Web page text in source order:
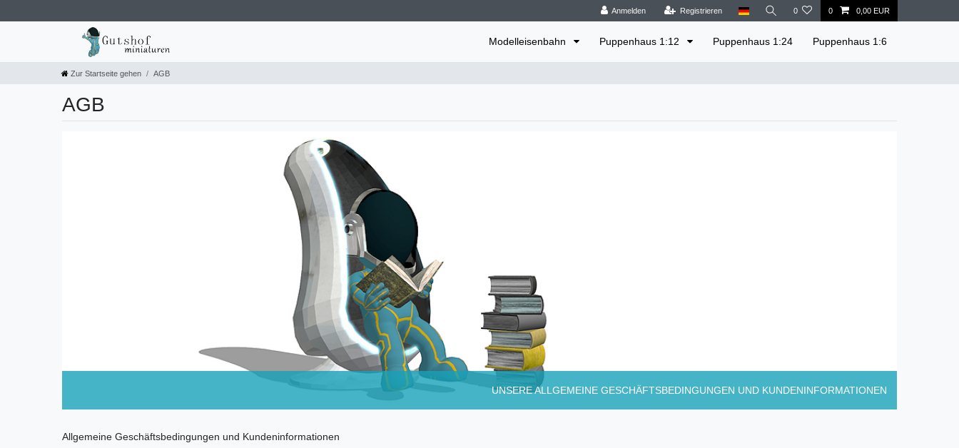
Anmelden Registrieren 0 0 0,00 EUR
Modelleisenbahn Puppenhaus 1:12 Puppenhaus 1:24 Puppenhaus 1:6
Zur Startseite gehen AGB
AGB
UNSERE ALLGEMEINE GESCHÄFTSBEDINGUNGEN UND KUNDENINFORMATIONEN
Allgemeine Geschäftsbedingungen und Kundeninformationen